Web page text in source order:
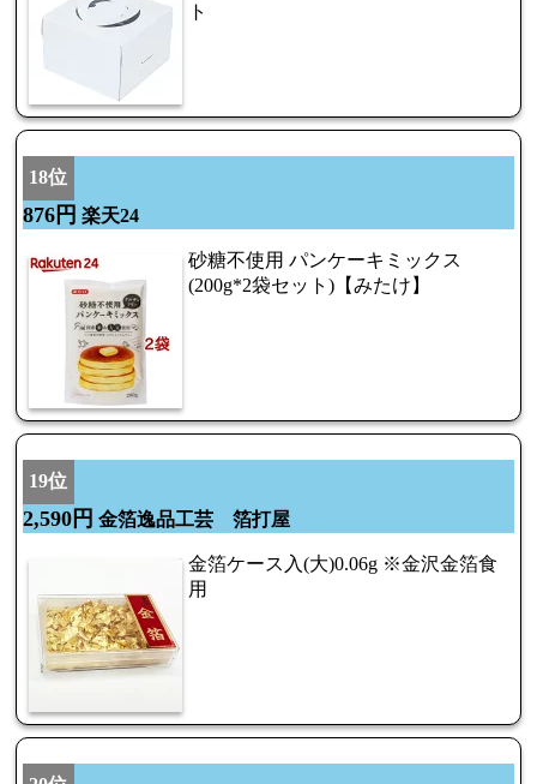
ト
18位
876円 楽天24
砂糖不使用 パンケーキミックス
(200g*2袋セット)【みたけ】
19位
2,590円 金箔逸品工芸 箔打屋
金箔ケース入(大)0.06g ※金沢金箔食
用